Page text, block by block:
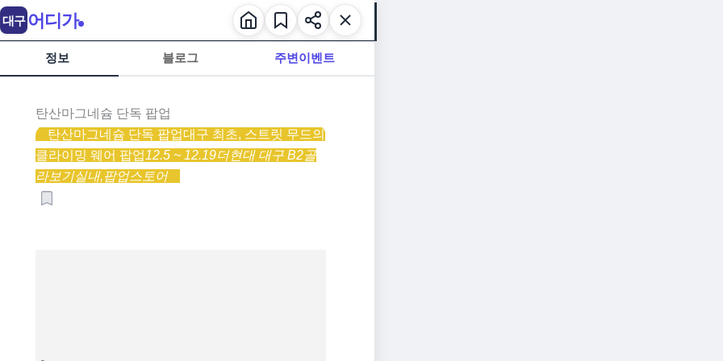
정보 블로그 주변이벤트
탄산마그네슘 단독 팝업
탄산마그네슘 단독 팝업대구 최초, 스트릿 무드의
클라이밍 웨어 팝업12.5 ~ 12.19더현대 대구 B2골
라보기실내,팝업스토어
대구 어디가